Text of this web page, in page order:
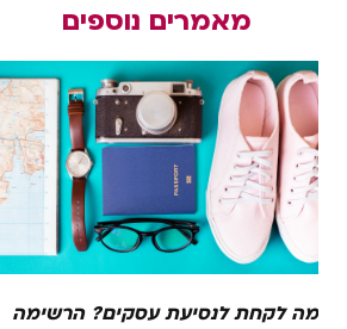
מאמרים נוספים
מה לקחת לנסיעת עסקים? הרשימה